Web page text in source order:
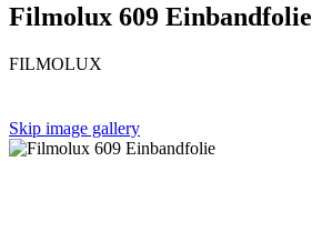
Filmolux 609 Einbandfolie
FILMOLUX
Skip image gallery